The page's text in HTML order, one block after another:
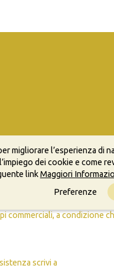
commerciali, a condizione
scrivi a
migliorare l’esperienza di
dei cookie e come
linkMaggiori
Preferenze